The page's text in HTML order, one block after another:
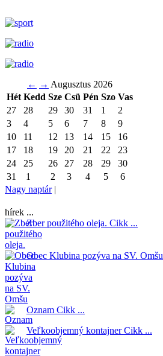
← → Augusztus 2026
Hét Kedd Sze Csü Pén Szo Vas
27
28 29 30 31 1
2
3
4 5 6 7 8
9
10
11 12 13 14 15
16
17
18 19 20 21 22
23
24
25 26 27 28 29
30
31
1 2 3 4 5
6
Nagy naptár|
hírek ...
Zber použitého oleja. Cikk ...
Obec Klubina pozýva na SV. Omšu
Oznam Cikk ...
Veľkoobjemný kontajnerCikk ...